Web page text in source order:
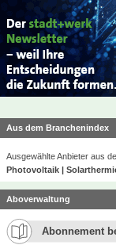
Aus dem Branchenindex
Ausgewählte Anbieter aus
Photovoltaik |
Aboverwaltung
Abonnement